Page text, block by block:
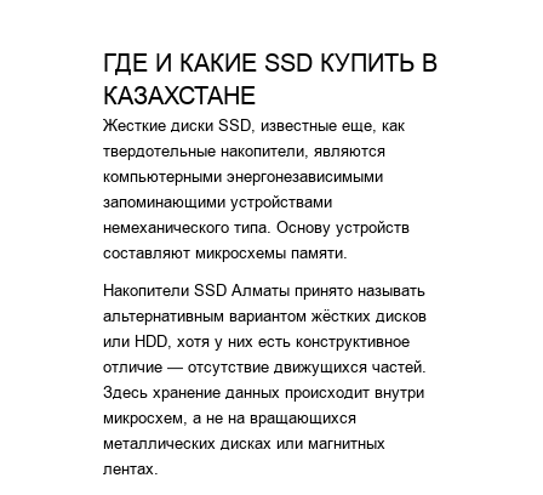
ГДЕ И КАКИЕ SSD КУПИТЬ В
КАЗАХСТАНЕ
Жесткие диски SSD, известные еще, как
твердотельные накопители, являются
компьютерными энергонезависимыми
запоминающими устройствами
немеханического типа. Основу устройств
составляют микросхемы памяти.
Накопители SSD Алматы принято называть
альтернативным вариантом жёстких дисков
или HDD, хотя у них есть конструктивное
отличие — отсутствие движущихся частей.
Здесь хранение данных происходит внутри
микросхем, а не на вращающихся
металлических дисках или магнитных
лентах.